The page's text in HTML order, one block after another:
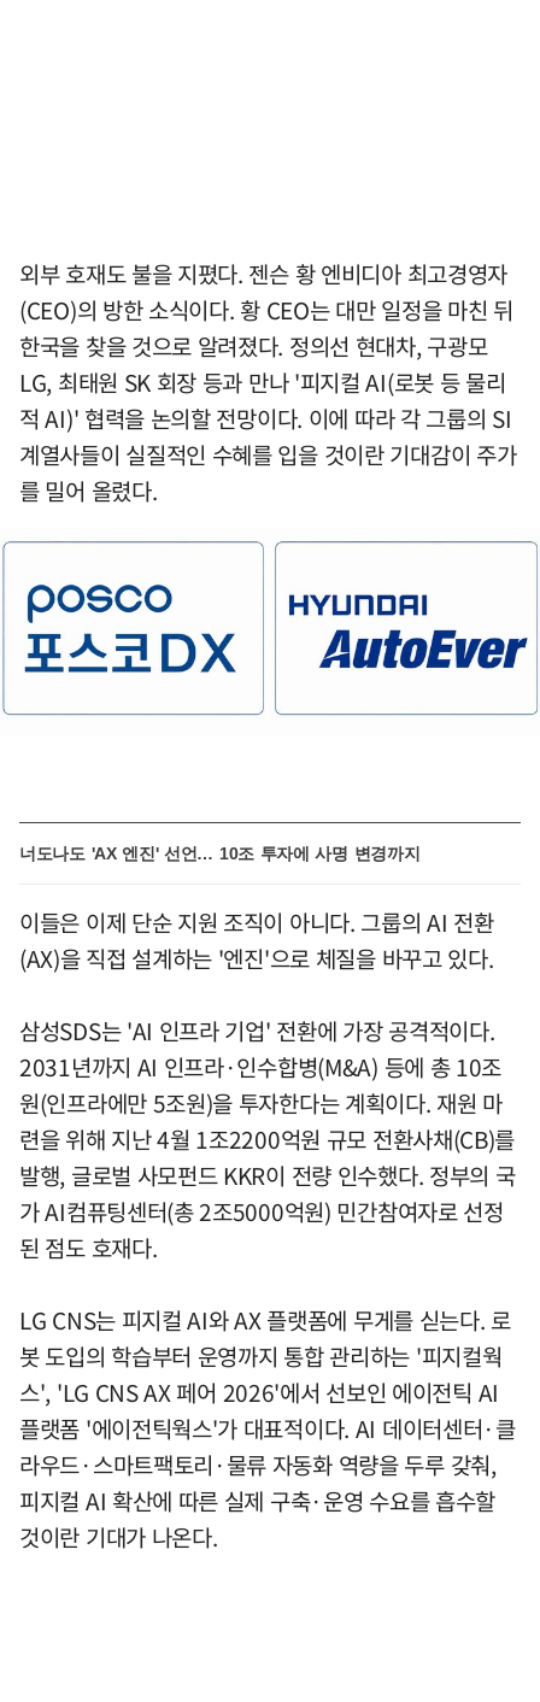
외부 호재도 불을 지폈다. 젠슨 황 엔비디아 최고경영자
(CEO)의 방한 소식이다. 황 CEO는 대만 일정을 마친 뒤
한국을 찾을 것으로 알려졌다. 정의선 현대차, 구광모
LG, 최태원 SK 회장 등과 만나 '피지컬 AI(로봇 등 물리
적 AI)' 협력을 논의할 전망이다. 이에 따라 각 그룹의 SI
계열사들이 실질적인 수혜를 입을 것이란 기대감이 주가
를 밀어 올렸다.
너도나도 'AX 엔진' 선언… 10조 투자에 사명 변경까지
이들은 이제 단순 지원 조직이 아니다. 그룹의 AI 전환
(AX)을 직접 설계하는 '엔진'으로 체질을 바꾸고 있다.
삼성SDS는 'AI 인프라 기업' 전환에 가장 공격적이다.
2031년까지 AI 인프라·인수합병(M&A) 등에 총 10조
원(인프라에만 5조원)을 투자한다는 계획이다. 재원 마
련을 위해 지난 4월 1조2200억원 규모 전환사채(CB)를
발행, 글로벌 사모펀드 KKR이 전량 인수했다. 정부의 국
가 AI컴퓨팅센터(총 2조5000억원) 민간참여자로 선정
된 점도 호재다.
LG CNS는 피지컬 AI와 AX 플랫폼에 무게를 싣는다. 로
봇 도입의 학습부터 운영까지 통합 관리하는 '피지컬웍
스', 'LG CNS AX 페어 2026'에서 선보인 에이전틱 AI
플랫폼 '에이전틱웍스'가 대표적이다. AI 데이터센터·클
라우드·스마트팩토리·물류 자동화 역량을 두루 갖춰,
피지컬 AI 확산에 따른 실제 구축·운영 수요를 흡수할
것이란 기대가 나온다.